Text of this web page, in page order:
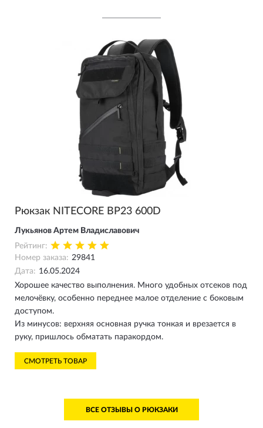
Рюкзак NITECORE BP23 600D
Лукьянов Артем Владиславович
Рейтинг:
Номер заказа: 29841
Дата: 16.05.2024
Хорошее качество выполнения. Много удобных отсеков под
мелочёвку, особенно переднее малое отделение с боковым
доступом.
Из минусов: верхняя основная ручка тонкая и врезается в
руку, пришлось обматать паракордом.
СМОТРЕТЬ ТОВАР
ВСЕ ОТЗЫВЫ О РЮКЗАКИ